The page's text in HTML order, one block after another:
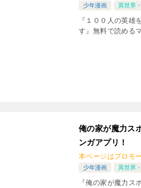
少年漫画 異世界
『１００人の英
す』無料で読める
俺の家が魔力ス
ンガアプリ！
本ページはプロモ
少年漫画 異世界
『俺の家が魔力